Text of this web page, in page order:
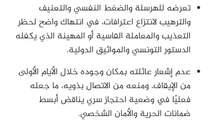
تعرضه للهرسلة والضغط النفسي والتعنيف
والترهيب لانتزاع اعترافات، في انتهاك واضح لحظر
التعذيب والمعاملة القاسية أو المهينة الذي يكفله
الدستور التونسي والمواثيق الدولية.
عدم إشعار عائلته بمكان وجوده خلال الأيام الأولى
من الإيقاف، ومنعه من الاتصال بذويه، ما جعله
فعليًا في وضعية احتجاز سري يناقض أبسط
ضمانات الحرية والأمان الشخصي.